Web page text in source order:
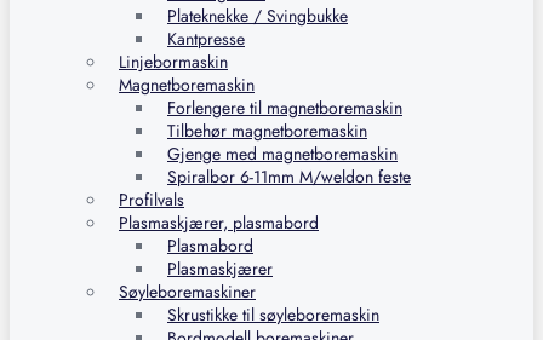
Plateknekke / Svingbukke
Kantpresse
Linjebormaskin
Magnetboremaskin
Forlengere til magnetboremaskin
Tilbehør magnetboremaskin
Gjenge med magnetboremaskin
Spiralbor 6-11mm M/weldon feste
Profilvals
Plasmaskjærer, plasmabord
Plasmabord
Plasmaskjærer
Søyleboremaskiner
Skrustikke til søyleboremaskin